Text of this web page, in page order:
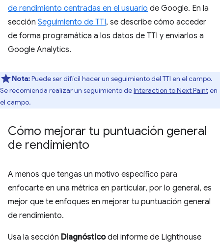
de rendimiento centradas en el usuario de Google. En la
sección Seguimiento de TTI, se describe cómo acceder
de forma programática a los datos de TTI y enviarlos a
Google Analytics.
Nota:Puede ser difícil hacer un seguimiento del TTI en el campo.
Se recomienda realizar un seguimiento deInteraction to Next Painten
el campo.
Cómo mejorar tu puntuación general
de rendimiento
A menos que tengas un motivo específico para
enfocarte en una métrica en particular, por lo general, es
mejor que te enfoques en mejorar tu puntuación general
de rendimiento.
Usa la sección Diagnósticodel informe de Lighthouse